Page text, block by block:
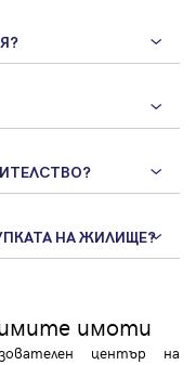
НА ЖИЛИЩЕ?
имоти
център на